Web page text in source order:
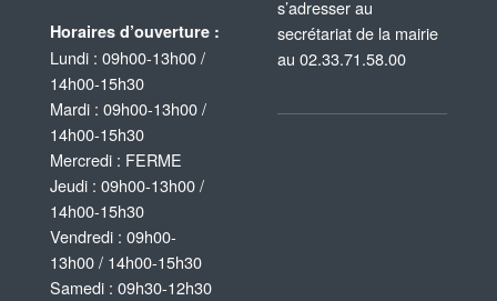
Horaires d’ouverture :
Lundi : 09h00-13h00 /
14h00-15h30
Mardi : 09h00-13h00 /
14h00-15h30
Mercredi : FERME
Jeudi : 09h00-13h00 /
14h00-15h30
Vendredi : 09h00-
13h00 / 14h00-15h30
Samedi : 09h30-12h30
s’adresser au
secrétariat de la mairie
au 02.33.71.58.00